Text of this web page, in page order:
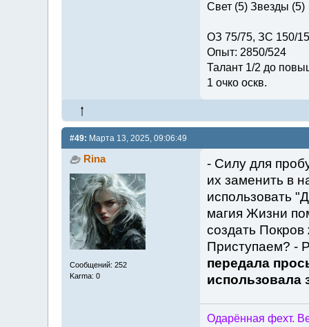
Свет (5) Звезды (5)
ОЗ 75/75, ЗС 150/
Опыт: 2850/524
Талант 1/2 до
1 очко оскв.
#49: Марта 13, 2025, 09:06:49
Rina
Сообщений: 252
Karma: 0
- Силу для
их заменить в
использовать
магия Жизни
создать
Приступаем? -
передала
использовала
Одарённая фехт.